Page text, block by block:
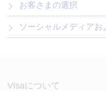
お客さまの選択
ソーシャルメディア
Visaについて